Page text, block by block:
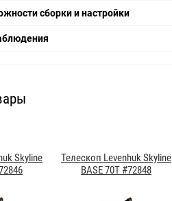
сборки и настройки
Skyline
Телескоп Levenhuk Skyline
BASE 70T #72848